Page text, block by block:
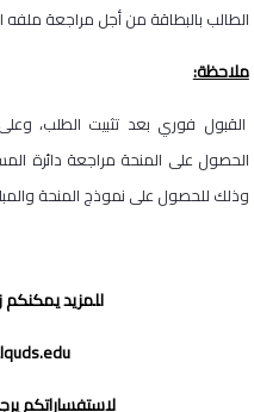
الطالب بالبطاقة من أجل مراجعة ملفه
ملاحظة:
القبول فوري بعد تثبيت الطلب،
الحصول على المنحة مراجعة دائرة
وذلك للحصول على نموذج المنحة
للمزيد
لاستفساراتكم